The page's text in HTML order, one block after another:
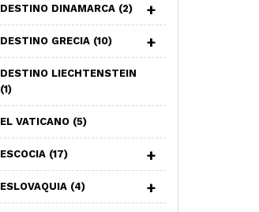
DESTINO DINAMARCA (2)
DESTINO GRECIA (10)
DESTINO LIECHTENSTEIN
(1)
EL VATICANO (5)
ESCOCIA (17)
ESLOVAQUIA (4)